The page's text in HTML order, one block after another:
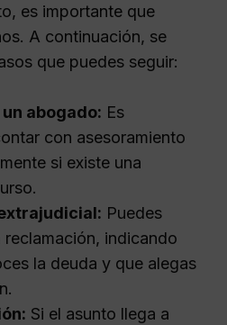
es importante que
A continuación, se
que puedes seguir:
abogado: Es
con asesoramiento
si existe una
Puedes
reclamación, indicando
la deuda y que alegas
Si el asunto llega a